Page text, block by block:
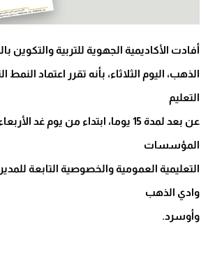
أفادت الأكاديمية الجهوية للتربية والتكوين
الذهب، اليوم الثلاثاء، بأنه تقرر اعتماد النمط
التعليم
عن بعد لمدة 15 يوما، ابتداء من يوم غد
المؤسسات
التعليمية العمومية والخصوصية التابعة
وادي الذهب
وأوسرد.